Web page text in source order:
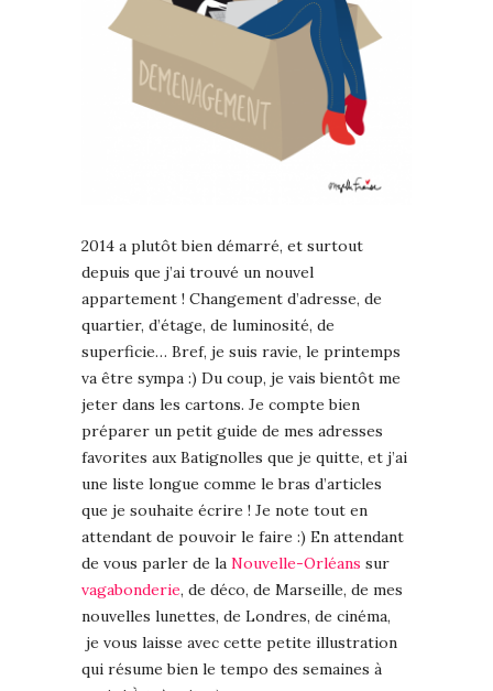
2014 a plutôt bien démarré, et surtout
depuis que j’ai trouvé un nouvel
appartement ! Changement d’adresse, de
quartier, d’étage, de luminosité, de
superficie… Bref, je suis ravie, le printemps
va être sympa :) Du coup, je vais bientôt me
jeter dans les cartons. Je compte bien
préparer un petit guide de mes adresses
favorites aux Batignolles que je quitte, et j’ai
une liste longue comme le bras d’articles
que je souhaite écrire ! Je note tout en
attendant de pouvoir le faire :) En attendant
de vous parler de la Nouvelle-Orléans sur
vagabonderie, de déco, de Marseille, de mes
nouvelles lunettes, de Londres, de cinéma,
je vous laisse avec cette petite illustration
qui résume bien le tempo des semaines à